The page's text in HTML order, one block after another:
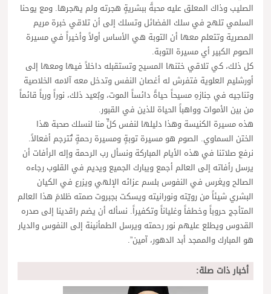
الصليب وذاك المعلق عليه محبةً ببشريةٍ هجرته ولم يهجرها. ومع يوحنا
السلمي تلهج في سلك الفضائل وتسلك إلى أن تلاقي خبرة مريم
المصرية وتتعلم معها أن التوبة هي الأساس أولاً وأخيراً في مسيرة
الصوم الكبير أي مسيرة التوبة.
كل ذلك، كي تلاقي ختنها المسيح وتستقبله داخلاً فيها ومعها إلى
أورشليم العلوية فتفرش له أغصان النفس وتدخل معه آلامه الخلاصية
وتناجيه في جنازهِ مسيحاً حياةً دائساً الموت، وبُعيد ذلك، نوراً ورباً قائماً
من بين الأموات وواهباً الحياة للذين في القبور.
هذه مسيرة الكنيسة وهذا دليلها لنفس كلٍّ منا لنسلك صحبة هذا
الختن السماوي. الصوم هو مسيرة توبةٍ ومسيرة رحمةٍ تُترجم أفعالاً.
نرفع صلاتنا في هذه الأيام المباركة ونسأل رب الرحمة وإله الرأفات أن
يرسل رأفاته إلى العالم أجمع ويبارك الجميع ويديم في القلوب رجاءه
الصالح ويغرس في النفوس بلسم عزائه الإلهي ويزرع في الكيان
البشري شيئاً من رويّته ونورانيته ويسكت بجبروت صمته ظلامَ هذا العالم
المتأجج حروباً وخطفاً وغلياناً وتكفيراً. نسأله أن يضم راقدينا إلى صدره
القدوس ويطلع عليهم نور رحمته ويرسل الطمأنينة إلى النفوس والديار
هو المبارك والممجد أبد الدهور، آمين”.
أخبار ذات صلة: